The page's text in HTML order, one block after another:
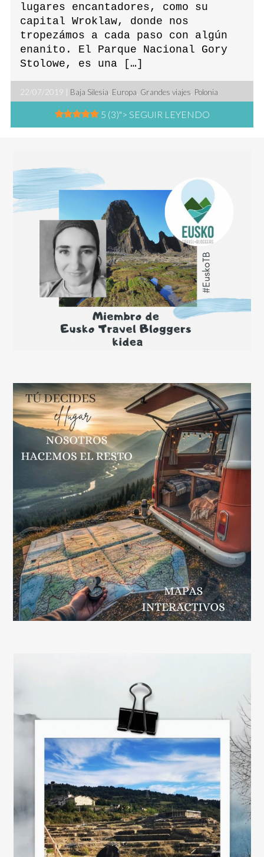
lugares encantadores, como su
capital Wroklaw, donde nos
tropezámos a cada paso con algún
enanito. El Parque Nacional Gory
Stolowe, es una […]
22/07/2019 | Baja Silesia Europa Grandes viajes Polonia
5 (3)"> SEGUIR LEYENDO